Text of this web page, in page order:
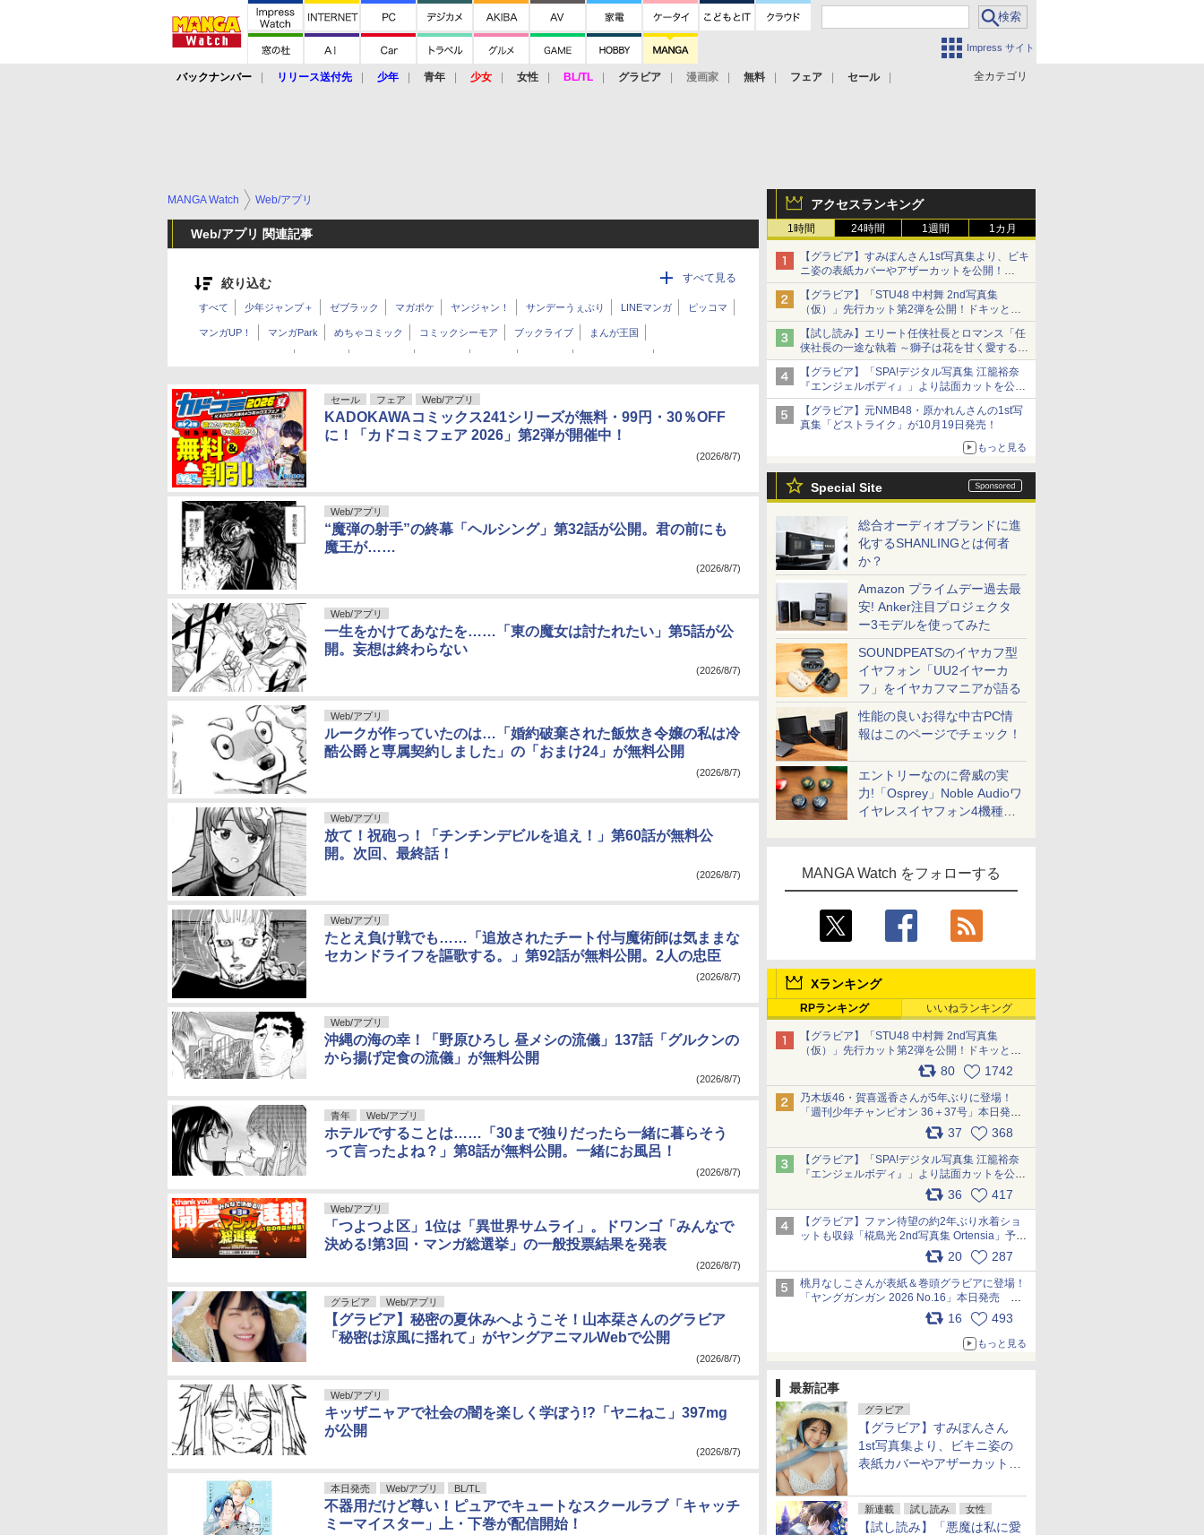
Impress サイト
全カテゴリ
バックナンバー リリース送付先 少年 青年 少女 女性 BL/TL グラビア 漫画家 無料 フェア セール
アクセスランキング
1時間 24時間 1週間 1カ月
【グラビア】すみぽんさん1st写真集より、ビキ
ニ姿の表紙カバーやアザーカットを公開！
タイトルは「offcourt（オフコート）」に決定
【グラビア】「STU48 中村舞 2nd写真集
（仮）」先行カット第2弾を公開！ドキッとす
るランジェリーカットなど新たな挑戦
【試し読み】エリート任侠社長とロマンス「任
侠社長の一途な執着 ～獅子は花を甘く愛する
～」をメチャコミで先行配信開始
【グラビア】「SPA!デジタル写真集 江籠裕奈
『エンジェルボディ』」より誌面カットを公
開！
【グラビア】元NMB48・原かれんさんの1st写
真集「どストライク」が10月19日発売！
もっと見る
Special Site
総合オーディオブランドに進
化するSHANLINGとは何者
か？
Amazon プライムデー過去最
安! Anker注目プロジェクタ
ー3モデルを使ってみた
SOUNDPEATSのイヤカフ型
イヤフォン「UU2イヤーカ
フ」をイヤカフマニアが語る
性能の良いお得な中古PC情
報はこのページでチェック！
エントリーなのに脅威の実
力!「Osprey」Noble Audioワ
イヤレスイヤフォン4機種を
MANGA Watch をフォローする
Xランキング
RPランキング いいねランキング
【グラビア】「STU48 中村舞 2nd写真集
（仮）」先行カット第2弾を公開！ドキッとす
るランジェリーカットなど新たな挑戦
80 1742
乃木坂46・賀喜遥香さんが5年ぶりに登場！
「週刊少年チャンピオン 36＋37号」本日発
売 pic.x.com/2Mo85ZlRvK
37 368
【グラビア】「SPA!デジタル写真集 江籠裕奈
『エンジェルボディ』」より誌面カットを公
開！ pic.x.com/Yl52UEMoko 36 417
【グラビア】ファン待望の約2年ぶり水着ショ
ットも収録「椛島光 2nd写真集 Ortensia」予約
20 287
桃月なしこさんが表紙＆巻頭グラビアに登場！
「ヤングガンガン 2026 No.16」本日発売
16 493
もっと見る
最新記事
グラビア
【グラビア】すみぽんさん
1st写真集より、ビキニ姿の
表紙カバーやアザーカットを
新連載 試し読み 女性
【試し読み】「悪魔は私に愛
MANGA Watch Web/アプリ
Web/アプリ 関連記事
絞り込む すべて見る
すべて 少年ジャンプ＋ ゼブラック マガポケ ヤンジャン！ サンデーうぇぶり LINEマンガ ピッコマ
マンガUP！ マンガPark めちゃコミック コミックシーモア ブックライブ まんが王国
DMMブックス ヤンマガWeb カドコミ となりのヤングジャンプ webアクション
裏サンデー くらげバンチ ヤンチャンWeb DLsite comipo ジャンプTOON ヤングアニマルWeb
週刊コロコロコミック
セール フェア Web/アプリ
KADOKAWAコミックス241シリーズが無料・99円・30％OFF
に！「カドコミフェア 2026」第2弾が開催中！
(2026/8/7)
Web/アプリ
“魔弾の射手”の終幕「ヘルシング」第32話が公開。君の前にも
魔王が……
(2026/8/7)
Web/アプリ
一生をかけてあなたを……「東の魔女は討たれたい」第5話が公
開。妄想は終わらない
(2026/8/7)
Web/アプリ
ルークが作っていたのは…「婚約破棄された飯炊き令嬢の私は冷
酷公爵と専属契約しました」の「おまけ24」が無料公開
(2026/8/7)
Web/アプリ
放て！祝砲っ！「チンチンデビルを追え！」第60話が無料公
開。次回、最終話！
(2026/8/7)
Web/アプリ
たとえ負け戦でも……「追放されたチート付与魔術師は気ままな
セカンドライフを謳歌する。」第92話が無料公開。2人の忠臣
(2026/8/7)
Web/アプリ
沖縄の海の幸！「野原ひろし 昼メシの流儀」137話「グルクンの
から揚げ定食の流儀」が無料公開
(2026/8/7)
青年 Web/アプリ
ホテルですることは……「30まで独りだったら一緒に暮らそう
って言ったよね？」第8話が無料公開。一緒にお風呂！
(2026/8/7)
Web/アプリ
「つよつよ区」1位は「異世界サムライ」。ドワンゴ「みんなで
決める!第3回・マンガ総選挙」の一般投票結果を発表
(2026/8/7)
グラビア Web/アプリ
【グラビア】秘密の夏休みへようこそ！山本栞さんのグラビア
「秘密は涼風に揺れて」がヤングアニマルWebで公開
(2026/8/7)
Web/アプリ
キッザニャアで社会の闇を楽しく学ぼう!?「ヤニねこ」397mg
が公開
(2026/8/7)
本日発売 Web/アプリ BL/TL
不器用だけど尊い！ピュアでキュートなスクールラブ「キャッチ
ミーマイスター」上・下巻が配信開始！